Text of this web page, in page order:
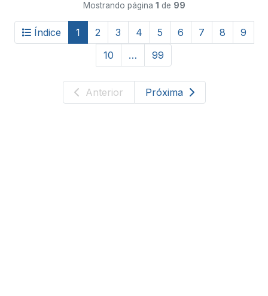
Mostrando página 1 de 99
Índice 1 2 3 4 5 6 7 8
9
10
… 99
Anterior Próxima